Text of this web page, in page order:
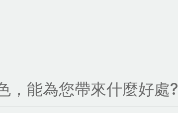
，能為您帶來什麼好處?